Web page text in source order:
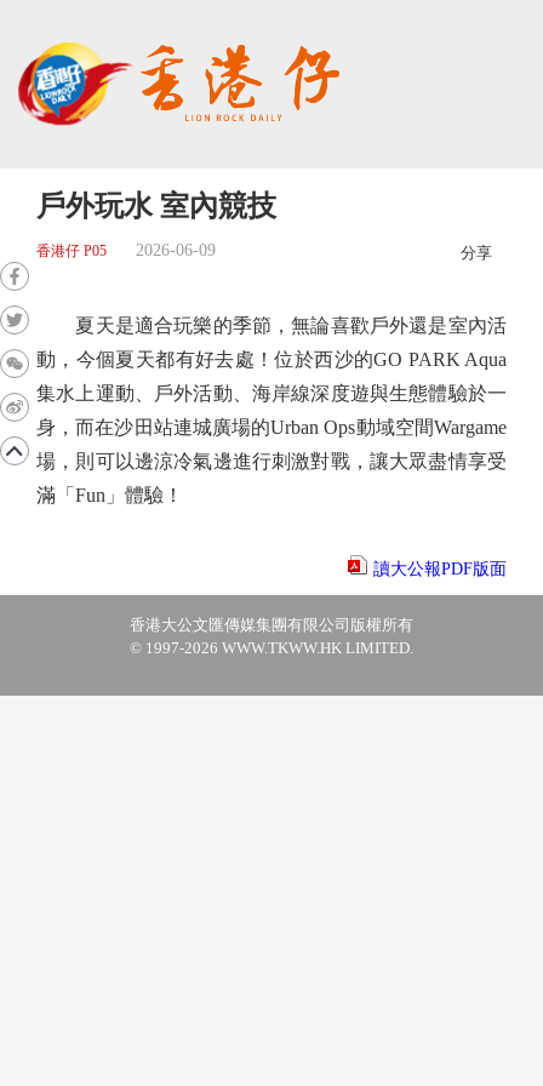
戶外玩水 室內競技
香港仔 P05 2026-06-09 分享
夏天是適合玩樂的季節，無論喜歡戶外還是室內活
動，今個夏天都有好去處！位於西沙的GO PARK Aqua
集水上運動、戶外活動、海岸線深度遊與生態體驗於一
身，而在沙田站連城廣場的Urban Ops動域空間Wargame
場，則可以邊涼冷氣邊進行刺激對戰，讓大眾盡情享受
滿「Fun」體驗！
讀大公報PDF版面
香港大公文匯傳媒集團有限公司版權所有
© 1997-2026 WWW.TKWW.HK LIMITED.